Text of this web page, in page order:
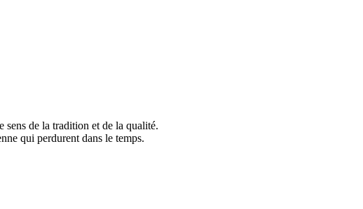
sens de la tradition et de la qualité.
qui perdurent dans le temps.